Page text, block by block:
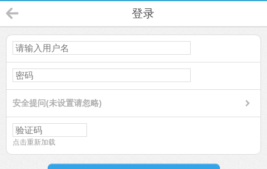
登录
安全提问(未设置请忽略)
点击重新加载